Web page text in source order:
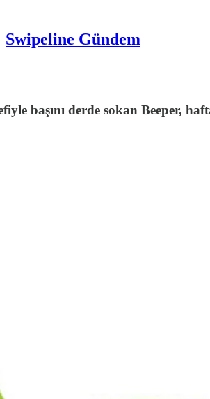
Swipeline Gündem
başını derde sokan Beeper,